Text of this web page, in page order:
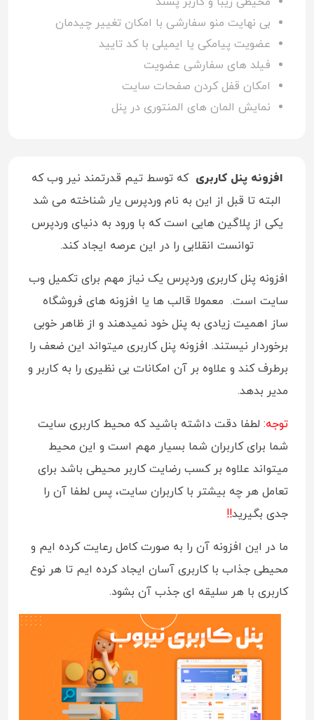
بی نهایت منو سفارشی با امکان تغییر چیدمان
عضویت پیامکی یا ایمیلی با کد تایید
فیلد های سفارشی عضویت
امکان قفل کردن صفحات سایت
نمایش المان های المنتوری در پنل
افزونه پنل کاربریکه توسط تیم قدرتمند نیر وب که
البته تا قبل از این به نام وردپرس یار شناخته می شد
یکی از پلاگین هایی است که با ورود به دنیای وردپرس
توانست انقلابی را در این عرصه ایجاد کند.
افزونه پنل کاربری وردپرس یک نیاز مهم برای تکمیل وب
سایت است. معمولا قالب ها یا افزونه های فروشگاه
ساز اهمیت زیادی به پنل خود نمیدهند و از ظاهر خوبی
برخوردار نیستند. افزونه پنل کاربری میتواند این ضعف را
برطرف کند و علاوه بر آن امکانات بی نظیری را به کاربر و
مدیر بدهد.
توجه: لطفا دقت داشته باشید که محیط کاربری سایت
شما برای کاربران شما بسیار مهم است و این محیط
میتواند علاوه بر کسب رضایت کاربر محیطی باشد برای
تعامل هر چه بیشتر با کاربران سایت، پس لطفا آن را
جدی بگیرید!!
ما در این افزونه آن را به صورت کامل رعایت کرده ایم و
محیطی جذاب با کاربری آسان ایجاد کرده ایم تا هر نوع
کاربری با هر سلیقه ای جذب آن بشود.